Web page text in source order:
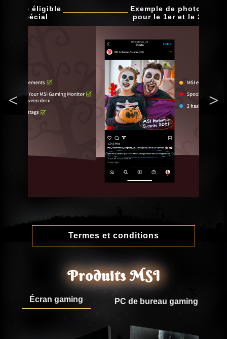
Exemple de photo éligible
pour le 1er et le 2nd prix
Termes et conditions
Produits MSI
Écran gaming PC de bureau gaming